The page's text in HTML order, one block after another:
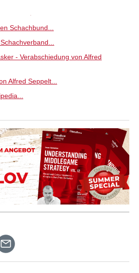
Schachbund...
- Verabschiedung von Alfred
Alfred Seppelt...